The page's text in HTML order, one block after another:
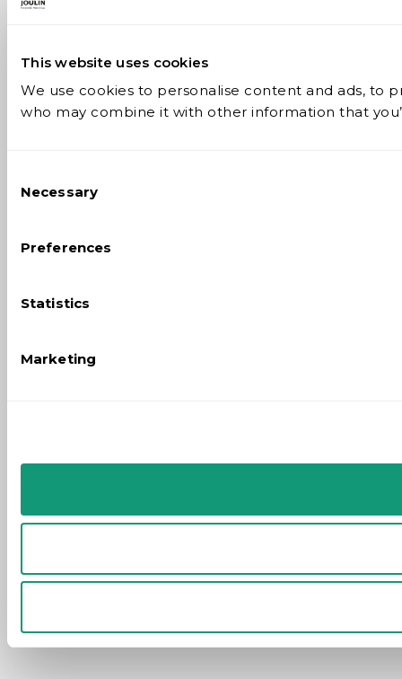
This website uses cookies
We use cookies to personalise content and ads, to
who may combine it with other information that
Selection
Necessary
Preferences
Statistics
Marketing